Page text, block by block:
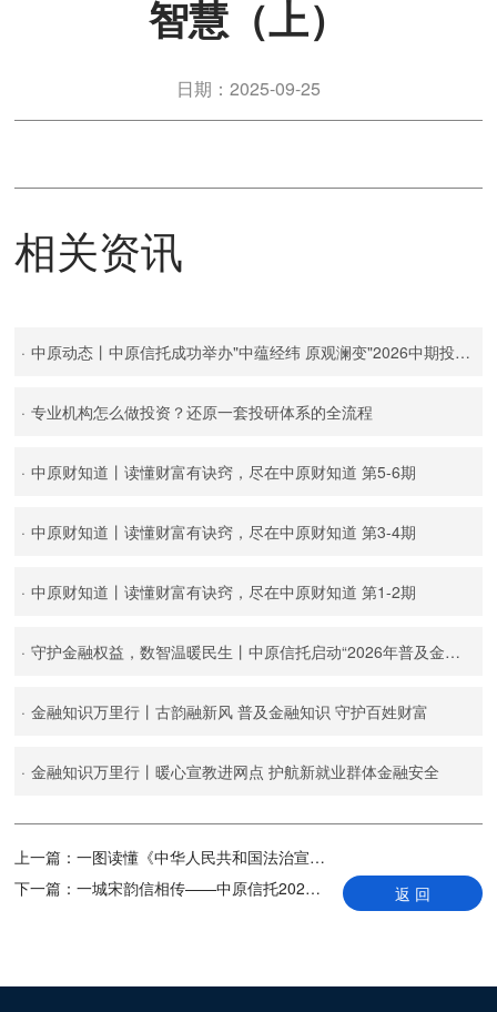
智慧（上）
日期：2025-09-25
相关资讯
· 中原动态丨中原信托成功举办"中蕴经纬 原观澜变"2026中期投资策略会
· 专业机构怎么做投资？还原一套投研体系的全流程
· 中原财知道丨读懂财富有诀窍，尽在中原财知道 第5-6期
· 中原财知道丨读懂财富有诀窍，尽在中原财知道 第3-4期
· 中原财知道丨读懂财富有诀窍，尽在中原财知道 第1-2期
· 守护金融权益，数智温暖民生丨中原信托启动“2026年普及金融知识万里行活动”
· 金融知识万里行丨古韵融新风 普及金融知识 守护百姓财富
· 金融知识万里行丨暖心宣教进网点 护航新就业群体金融安全
上一篇：一图读懂《中华人民共和国法治宣传教育法》
下一篇：一城宋韵信相传——中原信托2025家族信托客户文化之行圆满落幕 返 回